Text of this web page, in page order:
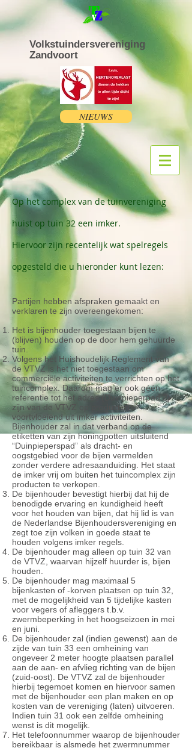
Volkstuindersvereniging
Zandvoort
NIEUWS
Op het complex van de tuinvereniging
huist op tuin 32 een imker.
Hiervoor zijn recentelijk wat spelregels
opgesteld die u hieronder kunt lezen:
Partijen hebben afspraken gemaakt en
verklaren te zijn overeengekomen:
Het is bijenhouder toegestaan bijen te
(blijven) houden op de door hem gehuurde
tuin.
Volgens het Huishoudelijk Reglement van
de VTVZ is het niet toegestaan om
commerciële activiteiten te verrichten op het
tuincomplex. Daarom mag er ook géén
referentie tot het adres (Duinpieperpad 2)
zijn van de VTVZ op producten
voortvloeiend uit imker activiteiten.
Bijenhouder zal in dat verband op de
etiketten van zijn honingpotten uitsluitend
“Duinpieperspad” als dracht- en
oogstgebied voor de bijen vermelden
zonder verdere adresaanduiding. Het staat
de imker vrij om buiten het tuincomplex zijn
producten te verkopen.
De bijenhouder bevestigt hierbij dat hij de
benodigde ervaring en kundigheid heeft
voor het houden van bijen, dat hij lid is van
de Nederlandse Bijenhoudersvereniging en
zegt toe zijn volken in goede staat te
houden volgens imker regels.
De bijenhouder mag alleen op tuin 32 van
de VTVZ, waarvan hijzelf huurder is, bijen
houden.
De bijenhouder mag maximaal 5
bijenkasten of -korven plaatsen op tuin 32,
met de mogelijkheid van 5 tijdelijke kasten
voor vegers of afleggers t.b.v.
zwermbeperking in het hoogseizoen in mei
en juni.
De bijenhouder zal (indien gewenst) aan de
zijde van tuin 33 een omheining van
ongeveer 2 meter hoogte plaatsen parallel
aan de aan- en afvlieg richting van de bijen
(zuid-oost). De VTVZ zal de bijenhouder
hierbij tegemoet komen en hiervoor samen
met de bijenhouder een plan maken en op
kosten van de vereniging (laten) uitvoeren.
Indien tuin 31 ook een zelfde omheining
wenst is dit mogelijk.
Het telefoonnummer waarop de bijenhouder
bereikbaar is alsmede het zwermnummer